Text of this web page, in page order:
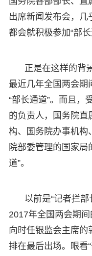
出席新闻发布会，几
都会就积极参加“部长
正是在这样的背
最近几年全国两会期
“部长通道”。而且，
的负责人，国务院直
构、国务院办事机构
院部委管理的国家局
道”。
以前是“记者拦部
2017年全国两会期
向时任银监会主席的
排在最后出场。眼看